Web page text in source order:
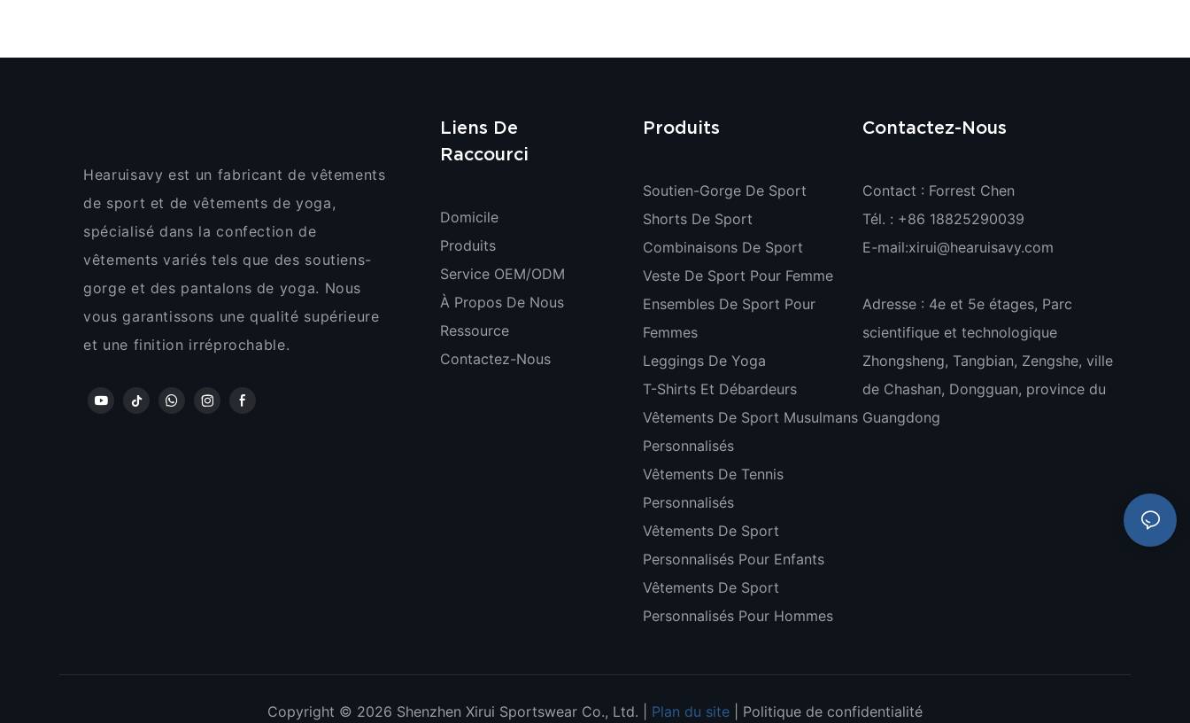
Hearuisavy est un fabricant de vêtements
de sport et de vêtements de yoga,
spécialisé dans la confection de
vêtements variés tels que des soutiens-
gorge et des pantalons de yoga. Nous
vous garantissons une qualité supérieure
et une finition irréprochable.
Liens De
Raccourci
Domicile
Produits
Service OEM/ODM
À Propos De Nous
Ressource
Contactez-Nous
Produits
Soutien-Gorge De Sport
Shorts De Sport
Combinaisons De Sport
Veste De Sport Pour Femme
Ensembles De Sport Pour
Femmes
Leggings De Yoga
T-Shirts Et Débardeurs
Vêtements De Sport Musulmans
Personnalisés
Vêtements De Tennis
Personnalisés
Vêtements De Sport
Personnalisés Pour Enfants
Vêtements De Sport
Personnalisés Pour Hommes
Contactez-Nous
Contact : Forrest Chen
Tél. : +86 18825290039
E-mail:xirui@hearuisavy.com
Adresse : 4e et 5e étages, Parc
scientifique et technologique
Zhongsheng, Tangbian, Zengshe, ville
de Chashan, Dongguan, province du
Guangdong
Copyright © 2026 Shenzhen Xirui Sportswear Co., Ltd. | Plan du site Politique de confidentialité